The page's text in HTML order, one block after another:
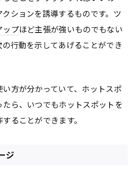
ションを誘導するものです。ツ
ップほど主張が強いものでもない
行動を示してあげることができ
方が分かっていて、ホットスポ
ら、いつでもホットスポットを
ることができます。
ジ